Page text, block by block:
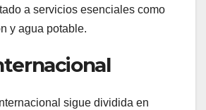
a servicios esenciales como
y agua potable.
sigue dividida en